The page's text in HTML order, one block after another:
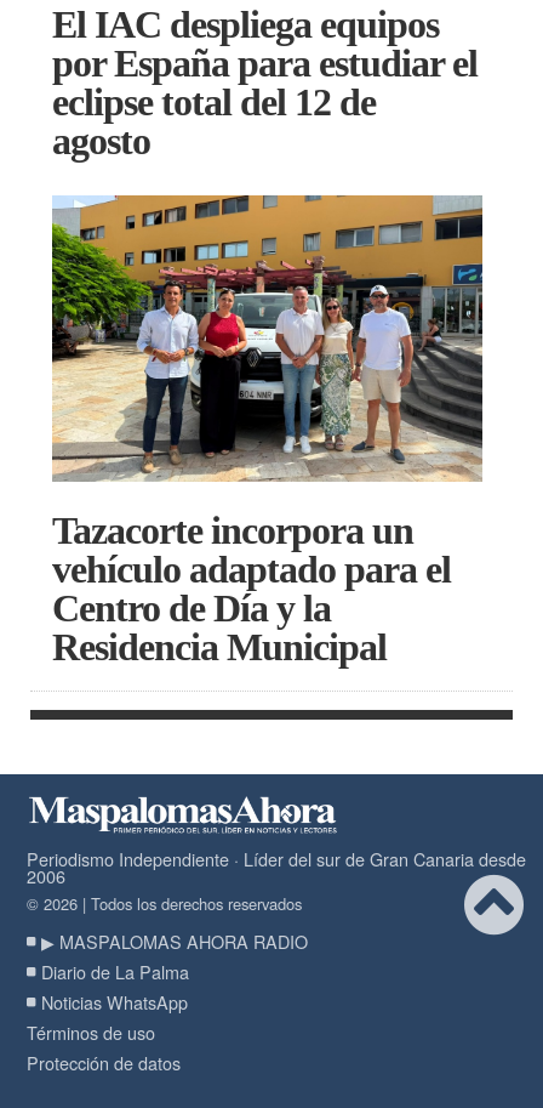
El IAC despliega equipos
por España para estudiar el
eclipse total del 12 de
agosto
Tazacorte incorpora un
vehículo adaptado para el
Centro de Día y la
Residencia Municipal
Periodismo Independiente · Líder del sur de Gran Canaria desde
2006
© 2026 | Todos los derechos reservados
▶ MASPALOMAS AHORA RADIO
Diario de La Palma
Noticias WhatsApp
Términos de uso
Protección de datos